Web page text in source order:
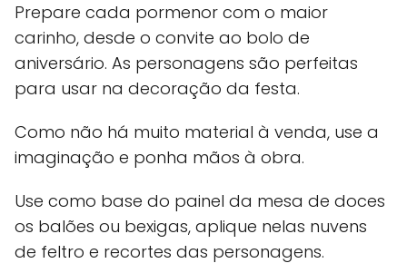
Prepare cada pormenor com o maior
carinho, desde o convite ao bolo de
aniversário. As personagens são perfeitas
para usar na decoração da festa.
Como não há muito material à venda, use a
imaginação e ponha mãos à obra.
Use como base do painel da mesa de doces
os balões ou bexigas, aplique nelas nuvens
de feltro e recortes das personagens.